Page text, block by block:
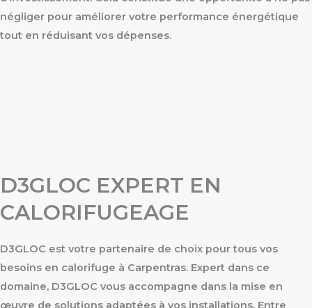
négliger pour améliorer votre performance énergétique
tout en réduisant vos dépenses.
D3GLOC EXPERT EN
CALORIFUGEAGE
D3GLOC est votre partenaire de choix pour tous vos
besoins en calorifuge à Carpentras. Expert dans ce
domaine, D3GLOC vous accompagne dans la mise en
œuvre de solutions adaptées à vos installations. Entre